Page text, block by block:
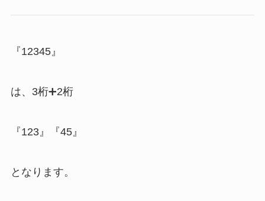
『12345』
は、3桁➕2桁
『123』『45』
となります。